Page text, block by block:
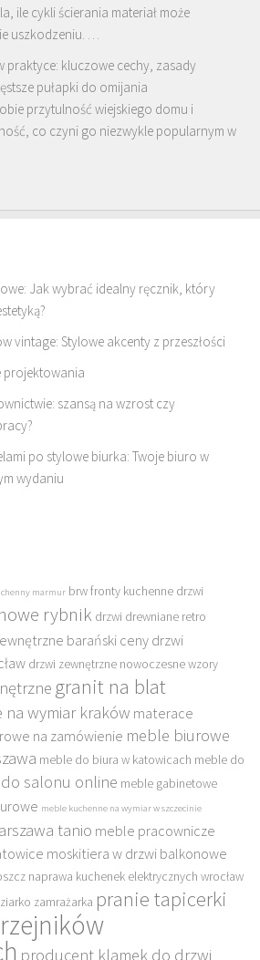
ile cykli ścierania materiał może
uszkodzeniu. …
praktyce: kluczowe cechy, zasady
pułapki do omijania
przytulność wiejskiego domu i
co czyni go niezwykle popularnym w
Jak wybrać idealny ręcznik, który
vintage: Stylowe akcenty z przeszłości
projektowania
szansą na wzrost czy
po stylowe biurka: Twoje biuro w
wydaniu
marmur brw fronty kuchenne drzwi
rybnik drzwi drewniane retro
barański cenydrzwi
drzwi zewnętrzne nowoczesne wzory
granit na blat
na wymiar kraków materace
na zamówienie meble biurowe
meble do biura w katowicach meble do
salonu online meble gabinetowe
meble kuchenne na wymiar w szczecinie
tanio meble pracownicze
moskitiera w drzwi balkonowe
naprawa kuchenek elektrycznych wrocław
zamrażarka pranie tapicerki
producent klamek do drzwi